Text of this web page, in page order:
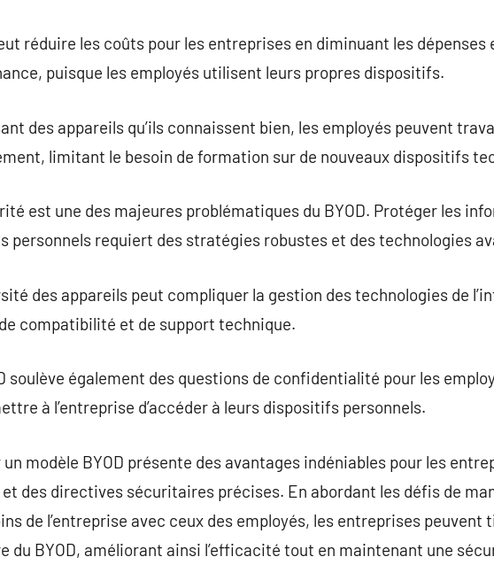
réduire les coûts pour les entreprises en diminuant les dépenses
puisque les employés utilisent leurs propres dispositifs.
des appareils qu’ils connaissent bien, les employés peuvent
limitant le besoin de formation sur de nouveaux dispositifs
est une des majeures problématiques du BYOD. Protéger les
personnels requiert des stratégies robustes et des technologies
des appareils peut compliquer la gestion des technologies de
compatibilité et de support technique.
soulève également des questions de confidentialité pour les
à l’entreprise d’accéder à leurs dispositifs personnels.
modèle BYOD présente des avantages indéniables pour les
et des directives sécuritaires précises. En abordant les défis de
de l’entreprise avec ceux des employés, les entreprises
du BYOD, améliorant ainsi l’efficacité tout en maintenant une